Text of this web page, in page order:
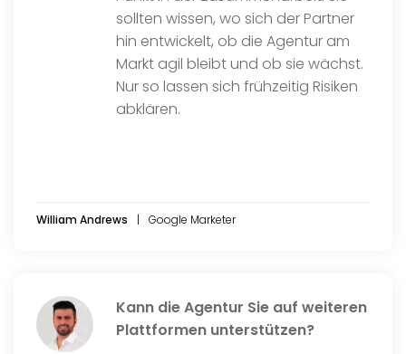
sollten wissen, wo sich der Partner
hin entwickelt, ob die Agentur am
Markt agil bleibt und ob sie wächst.
Nur so lassen sich frühzeitig Risiken
abklären.
William Andrews Google Marketer
Kann die Agentur Sie auf weiteren
Plattformen unterstützen?